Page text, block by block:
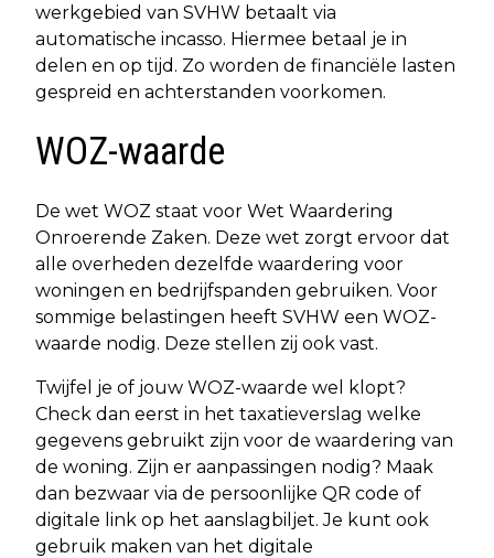
werkgebied van SVHW betaalt via
automatische incasso. Hiermee betaal je in
delen en op tijd. Zo worden de financiële lasten
gespreid en achterstanden voorkomen.
WOZ-waarde
De wet WOZ staat voor Wet Waardering
Onroerende Zaken. Deze wet zorgt ervoor dat
alle overheden dezelfde waardering voor
woningen en bedrijfspanden gebruiken. Voor
sommige belastingen heeft SVHW een WOZ-
waarde nodig. Deze stellen zij ook vast.
Twijfel je of jouw WOZ-waarde wel klopt?
Check dan eerst in het taxatieverslag welke
gegevens gebruikt zijn voor de waardering van
de woning. Zijn er aanpassingen nodig? Maak
dan bezwaar via de persoonlijke QR code of
digitale link op het aanslagbiljet. Je kunt ook
gebruik maken van het digitale